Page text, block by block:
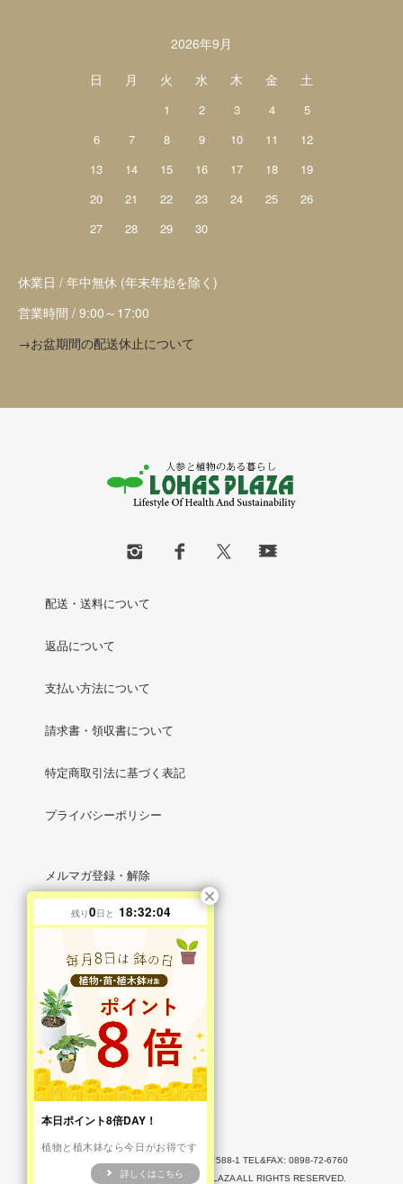
2026年9月
日
月 火 水 木 金 土
1 2 3 4
5
6
7 8 9 10 11
12
13
14 15 16 17 18
19
20
21 22 23 24 25
26
27
28 29 30
休業日 / 年中無休 (年末年始を除く)
営業時間 / 9:00～17:00
→お盆期間の配送休止について
配送・送料について
返品について
支払い方法について
請求書・領収書について
特定商取引法に基づく表記
プライバシーポリシー
メルマガ登録・解除
/ATOM
マイアカウント
新規会員登録
ログイン
お問い合わせ
〒799-1106 愛媛県西条市小松町大頭甲588-1 TEL&FAX: 0898-72-6760
COPYRIGHT © 2009-2026 LOHAS PLAZA ALL RIGHTS RESERVED.
残り0日と 18:32:02
本日ポイント8倍DAY！
植物と植木鉢なら今日がお得です
詳しくはこちら